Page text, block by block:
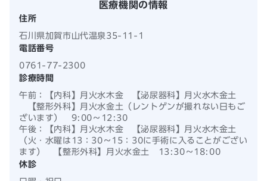
医療機関の情報
住所
石川県加賀市山代温泉35-11-1
電話番号
0761-77-2300
診療時間
午前：
【内科】月火水木金 【泌尿器科】月火水木金土
【整形外科】月火水金土（レントゲンが撮れない日もご
ざいます） 9:00 〜 12:30
午後：
【内科】月火水木金 【泌尿器科】月火水木金土
（火・水曜は13：30～15：30に手術に入ることがござい
ます） 【整形外科】月火水金土 13:30 〜 18:00
休診